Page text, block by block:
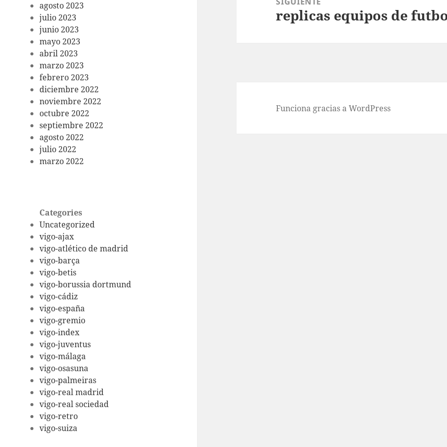
agosto 2023
julio 2023
junio 2023
mayo 2023
abril 2023
marzo 2023
febrero 2023
diciembre 2022
noviembre 2022
octubre 2022
septiembre 2022
agosto 2022
julio 2022
marzo 2022
Categories
Uncategorized
vigo-ajax
vigo-atlético de madrid
vigo-barça
vigo-betis
vigo-borussia dortmund
vigo-cádiz
vigo-españa
vigo-gremio
vigo-index
vigo-juventus
vigo-málaga
vigo-osasuna
vigo-palmeiras
vigo-real madrid
vigo-real sociedad
vigo-retro
vigo-suiza
Entrada
replicas equipos de
Funciona gracias a WordPress